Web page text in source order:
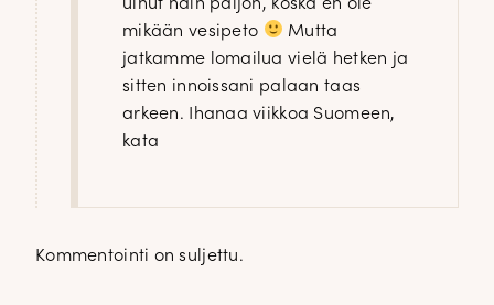
uinut näin paljon, koska en ole
mikään vesipeto
Mutta
jatkamme lomailua vielä hetken ja
sitten innoissani palaan taas
arkeen. Ihanaa viikkoa Suomeen,
kata
Kommentointi on suljettu.